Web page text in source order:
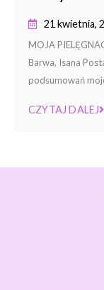
21 kwietnia,
MOJA
Barwa, Isana
podsumowań
CZYTAJ DALEJ